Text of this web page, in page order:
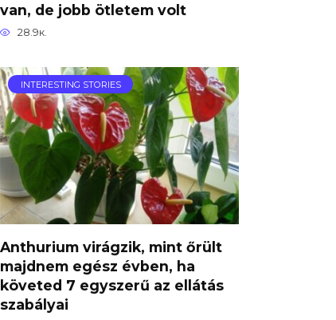
van, de jobb ötletem volt
28.9к.
INTERESTING STORIES
Anthurium virágzik, mint őrült
majdnem egész évben, ha
követed 7 egyszerű az ellátás
szabályai